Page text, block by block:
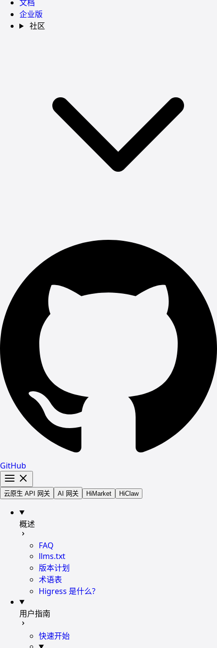
文档
企业版
社区
GitHub
云原生 API 网关 AI 网关 HiMarket HiClaw
概述
FAQ
llms.txt
版本计划
术语表
Higress 是什么?
用户指南
快速开始